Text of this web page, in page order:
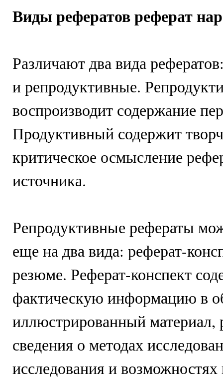
Виды рефератов реферат
Различают два вида
и репродуктивные.
воспроизводит содержание
Продуктивный содержит
критическое осмысление
источника.
Репродуктивные рефераты
еще на два вида: реферат-
резюме. Реферат-конспект
фактическую информацию в
иллюстрированный материал,
сведения о методах
исследования и